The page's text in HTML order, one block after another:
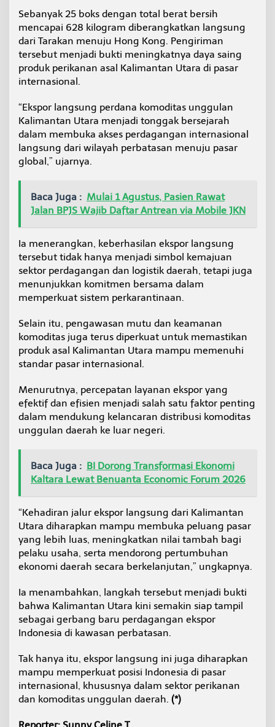
Sebanyak 25 boks dengan total berat bersih
mencapai 628 kilogram diberangkatkan langsung
dari Tarakan menuju Hong Kong. Pengiriman
tersebut menjadi bukti meningkatnya daya saing
produk perikanan asal Kalimantan Utara di pasar
internasional.
“Ekspor langsung perdana komoditas unggulan
Kalimantan Utara menjadi tonggak bersejarah
dalam membuka akses perdagangan internasional
langsung dari wilayah perbatasan menuju pasar
global,” ujarnya.
Baca Juga : Mulai 1 Agustus, Pasien Rawat
Jalan BPJS Wajib Daftar Antrean via Mobile JKN
Ia menerangkan, keberhasilan ekspor langsung
tersebut tidak hanya menjadi simbol kemajuan
sektor perdagangan dan logistik daerah, tetapi juga
menunjukkan komitmen bersama dalam
memperkuat sistem perkarantinaan.
Selain itu, pengawasan mutu dan keamanan
komoditas juga terus diperkuat untuk memastikan
produk asal Kalimantan Utara mampu memenuhi
standar pasar internasional.
Menurutnya, percepatan layanan ekspor yang
efektif dan efisien menjadi salah satu faktor penting
dalam mendukung kelancaran distribusi komoditas
unggulan daerah ke luar negeri.
Baca Juga : BI Dorong Transformasi Ekonomi
Kaltara Lewat Benuanta Economic Forum 2026
“Kehadiran jalur ekspor langsung dari Kalimantan
Utara diharapkan mampu membuka peluang pasar
yang lebih luas, meningkatkan nilai tambah bagi
pelaku usaha, serta mendorong pertumbuhan
ekonomi daerah secara berkelanjutan,” ungkapnya.
Ia menambahkan, langkah tersebut menjadi bukti
bahwa Kalimantan Utara kini semakin siap tampil
sebagai gerbang baru perdagangan ekspor
Indonesia di kawasan perbatasan.
Tak hanya itu, ekspor langsung ini juga diharapkan
mampu memperkuat posisi Indonesia di pasar
internasional, khususnya dalam sektor perikanan
dan komoditas unggulan daerah. (*)